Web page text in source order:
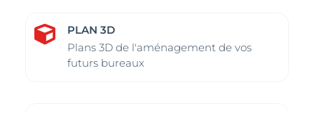

PLAN 3D
Plans 3D de l'aménagement de vos
futurs bureaux